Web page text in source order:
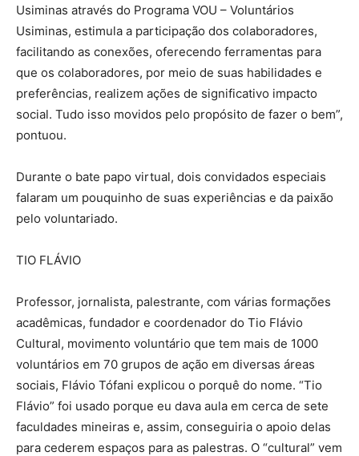
Usiminas através do Programa VOU – Voluntários
Usiminas, estimula a participação dos colaboradores,
facilitando as conexões, oferecendo ferramentas para
que os colaboradores, por meio de suas habilidades e
preferências, realizem ações de significativo impacto
social. Tudo isso movidos pelo propósito de fazer o bem”,
pontuou.
Durante o bate papo virtual, dois convidados especiais
falaram um pouquinho de suas experiências e da paixão
pelo voluntariado.
TIO FLÁVIO
Professor, jornalista, palestrante, com várias formações
acadêmicas, fundador e coordenador do Tio Flávio
Cultural, movimento voluntário que tem mais de 1000
voluntários em 70 grupos de ação em diversas áreas
sociais, Flávio Tófani explicou o porquê do nome. “Tio
Flávio” foi usado porque eu dava aula em cerca de sete
faculdades mineiras e, assim, conseguiria o apoio delas
para cederem espaços para as palestras. O “cultural” vem